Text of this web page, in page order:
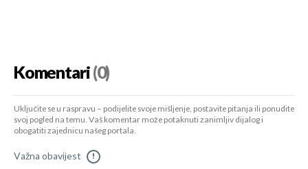
Komentari(0)
Uključite se u raspravu – podijelite svoje mišljenje, postavite pitanja ili ponudite
svoj pogled na temu. Vaš komentar može potaknuti zanimljiv dijalog i
obogatiti zajednicu našeg portala.
Važna obavijest !